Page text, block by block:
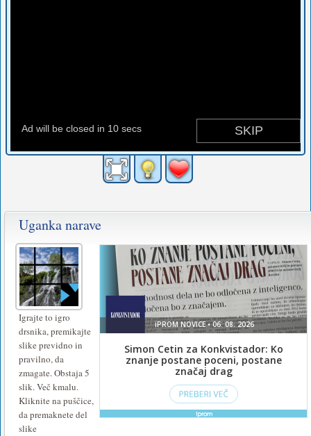
Uganka narave
Igrajte to igro
drsnika, premikajte
slike previdno in
pravilno, da
zmagate. Obstaja 5
slik. Več kmalu.
Kliknite na puščice,
da premaknete del
slike